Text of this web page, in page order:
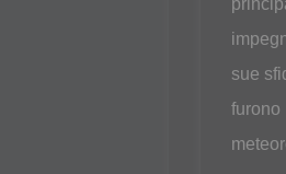
sue
furono